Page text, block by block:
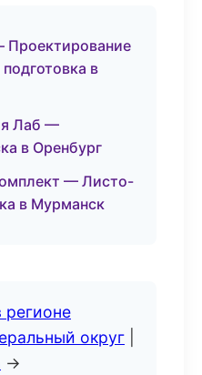
в
Лаб —
в Оренбург
— Листо-
в Мурманск
регионе
округ
→